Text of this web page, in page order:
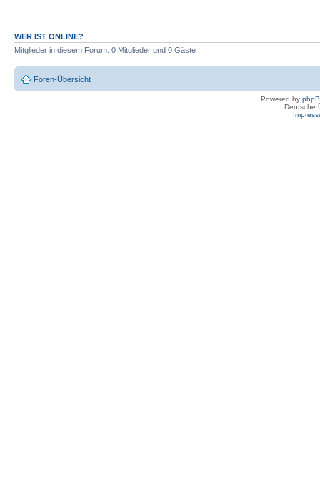
WER IST ONLINE?
Mitglieder in diesem Forum: 0 Mitglieder und 0 Gäste
Foren-Übersicht
Powered by
Deutsche